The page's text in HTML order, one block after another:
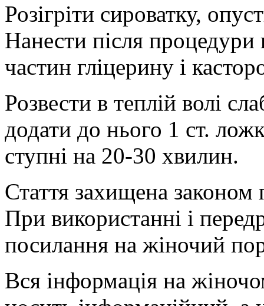
Розігріти сироватку,
Нанести після
частин гліцерину і
Розвести в теплій волі
додати до нього 1 ст.
ступні на 20-30 хвилин.
Стаття захищена законом
При використанні і
посилання на жіночий
Вся інформація на